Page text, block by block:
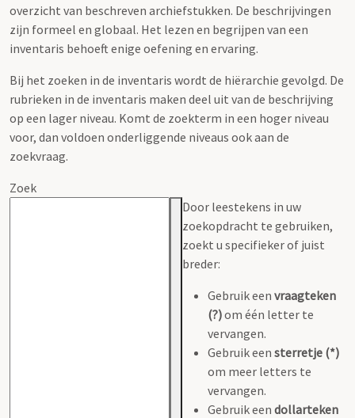
overzicht van beschreven archiefstukken. De beschrijvingen
zijn formeel en globaal. Het lezen en begrijpen van een
inventaris behoeft enige oefening en ervaring.
Bij het zoeken in de inventaris wordt de hiërarchie gevolgd. De
rubrieken in de inventaris maken deel uit van de beschrijving
op een lager niveau. Komt de zoekterm in een hoger niveau
voor, dan voldoen onderliggende niveaus ook aan de
zoekvraag.
Zoek
Door leestekens in uw
zoekopdracht te gebruiken,
zoekt u specifieker of juist
breder:
Gebruik een vraagteken
(?)om één letter te
vervangen.
Gebruik een sterretje (*)
om meer letters te
vervangen.
Gebruik een dollarteken